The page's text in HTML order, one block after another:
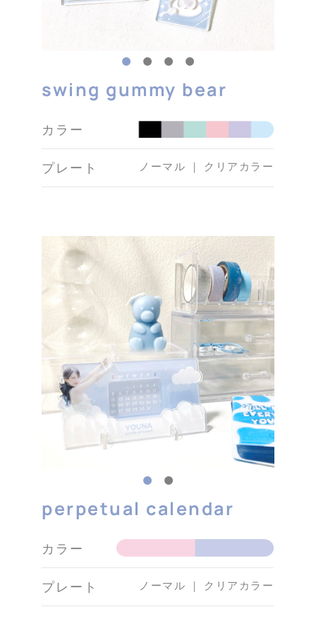
swing gummy bear
カラー
プレート ノーマル ｜ クリアカラー
perpetual calendar
カラー
プレート ノーマル ｜ クリアカラー